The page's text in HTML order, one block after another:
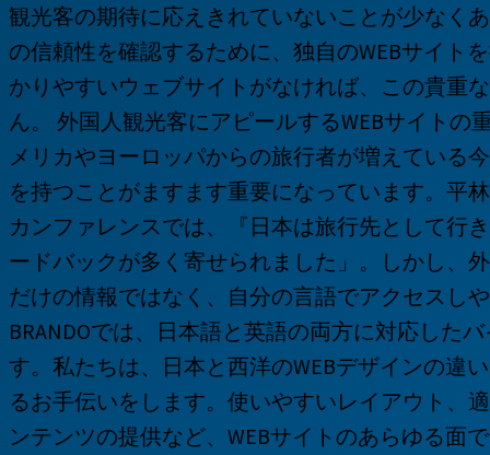
観光客の期待に応えきれていないことが少なく
の信頼性を確認するために、独自のWEBサイト
かりやすいウェブサイトがなければ、この貴重
ん。 外国人観光客にアピールするWEBサイトの
メリカやヨーロッパからの旅行者が増えている
を持つことがますます重要になっています。平
カンファレンスでは、『日本は旅行先として行
ードバックが多く寄せられました」。しかし、
だけの情報ではなく、自分の言語でアクセスし
BRANDOでは、日本語と英語の両方に対応した
す。私たちは、日本と西洋のWEBデザインの違
るお手伝いをします。使いやすいレイアウト、
ンテンツの提供など、WEBサイトのあらゆる面